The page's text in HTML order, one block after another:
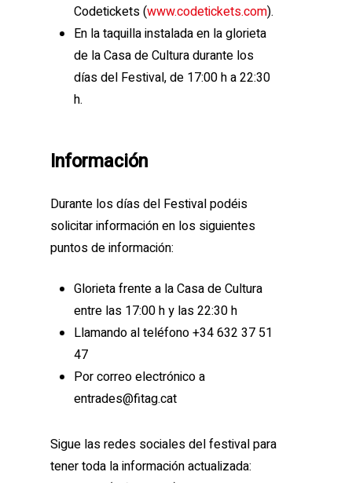
Codetickets (www.codetickets.com).
En la taquilla instalada en la glorieta
de la Casa de Cultura durante los
días del Festival, de 17:00 h a 22:30
h.
Información
Durante los días del Festival podéis
solicitar información en los siguientes
puntos de información:
Glorieta frente a la Casa de Cultura
entre las 17:00 h y las 22:30 h
Llamando al teléfono +34632 37 51
47
Por correo electrónico a
entrades@fitag.cat
Sigue las redes sociales del festival para
tener toda la información actualizada: